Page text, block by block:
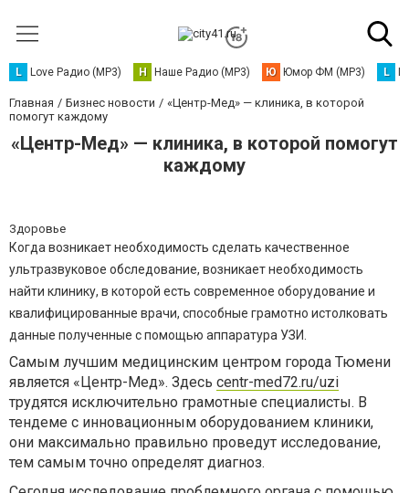
L Love Радио (MP3) Н Наше Радио (MP3) Ю Юмор ФМ (MP3) L
Главная Бизнес новости
«Центр-Мед» — клиника, в которой
помогут каждому
«Центр-Мед» — клиника, в которой помогут
каждому
Здоровье
Когда возникает необходимость сделать качественное
ультразвуковое обследование, возникает необходимость
найти клинику, в которой есть современное оборудование и
квалифицированные врачи, способные грамотно истолковать
данные полученные с помощью аппаратура УЗИ.
Самым лучшим медицинским центром города Тюмени
является «Центр-Мед». Здесь centr-med72.ru/uzi
трудятся исключительно грамотные специалисты. В
тендеме с инновационным оборудованием клиники,
они максимально правильно проведут исследование,
тем самым точно определят диагноз.